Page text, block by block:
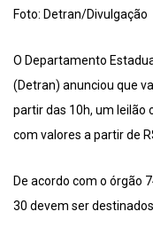
Foto: Detran/Divulgação
O Departamento
(Detran) anunciou que
partir das 10h, um leilão
com valores a partir de
De acordo com o órgão
30 devem ser